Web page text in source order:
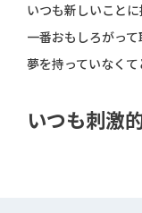
いつも新しいことに
一番おもしろがって
夢を持っていなくて
いつも刺激